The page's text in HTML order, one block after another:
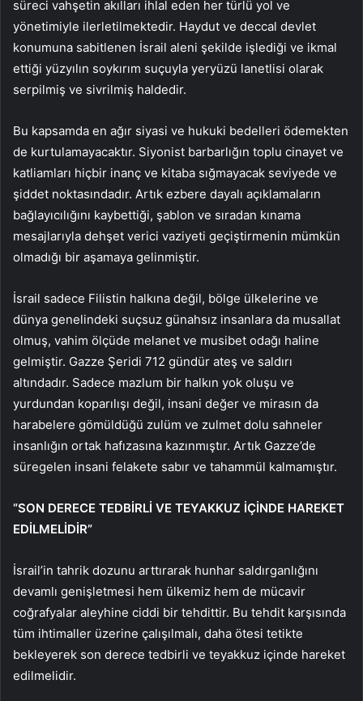
süreci vahşetin akılları ihlal eden her türlü yol ve
yönetimiyle ilerletilmektedir. Haydut ve deccal devlet
konumuna sabitlenen İsrail aleni şekilde işlediği ve ikmal
ettiği yüzyılın soykırım suçuyla yeryüzü lanetlisi olarak
serpilmiş ve sivrilmiş haldedir.
Bu kapsamda en ağır siyasi ve hukuki bedelleri ödemekten
de kurtulamayacaktır. Siyonist barbarlığın toplu cinayet ve
katliamları hiçbir inanç ve kitaba sığmayacak seviyede ve
şiddet noktasındadır. Artık ezbere dayalı açıklamaların
bağlayıcılığını kaybettiği, şablon ve sıradan kınama
mesajlarıyla dehşet verici vaziyeti geçiştirmenin mümkün
olmadığı bir aşamaya gelinmiştir.
İsrail sadece Filistin halkına değil, bölge ülkelerine ve
dünya genelindeki suçsuz günahsız insanlara da musallat
olmuş, vahim ölçüde melanet ve musibet odağı haline
gelmiştir. Gazze Şeridi 712 gündür ateş ve saldırı
altındadır. Sadece mazlum bir halkın yok oluşu ve
yurdundan koparılışı değil, insani değer ve mirasın da
harabelere gömüldüğü zulüm ve zulmet dolu sahneler
insanlığın ortak hafızasına kazınmıştır. Artık Gazze’de
süregelen insani felakete sabır ve tahammül kalmamıştır.
“SON DERECE TEDBİRLİ VE TEYAKKUZ İÇİNDE HAREKET
EDİLMELİDİR”
İsrail’in tahrik dozunu arttırarak hunhar saldırganlığını
devamlı genişletmesi hem ülkemiz hem de mücavir
coğrafyalar aleyhine ciddi bir tehdittir. Bu tehdit karşısında
tüm ihtimaller üzerine çalışılmalı, daha ötesi tetikte
bekleyerek son derece tedbirli ve teyakkuz içinde hareket
edilmelidir.